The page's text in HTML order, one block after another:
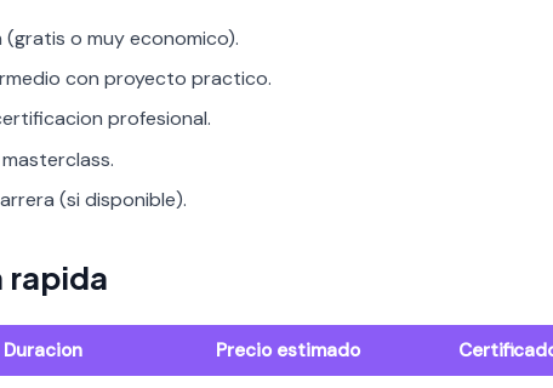
(gratis o muy economico).
con proyecto practico.
profesional.
(si disponible).
rapida
Duracion Precio estimado